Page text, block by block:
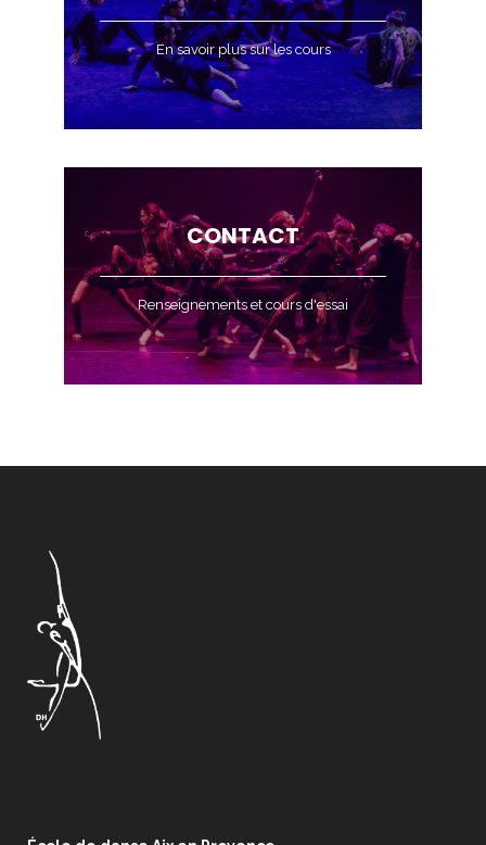
En savoir plus sur les cours
CONTACT
Renseignements et cours d'essai